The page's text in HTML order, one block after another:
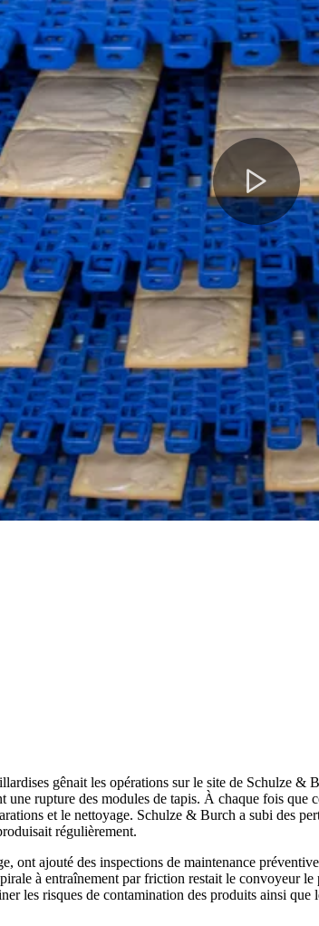
gênait les opérations sur le site de Schulze
rupture des modules de tapis. À chaque fois
et le nettoyage. Schulze & Burch a subi des
régulièrement.
ont ajouté des inspections de maintenance
à entraînement par friction restait le
les risques de contamination des produits ainsi que